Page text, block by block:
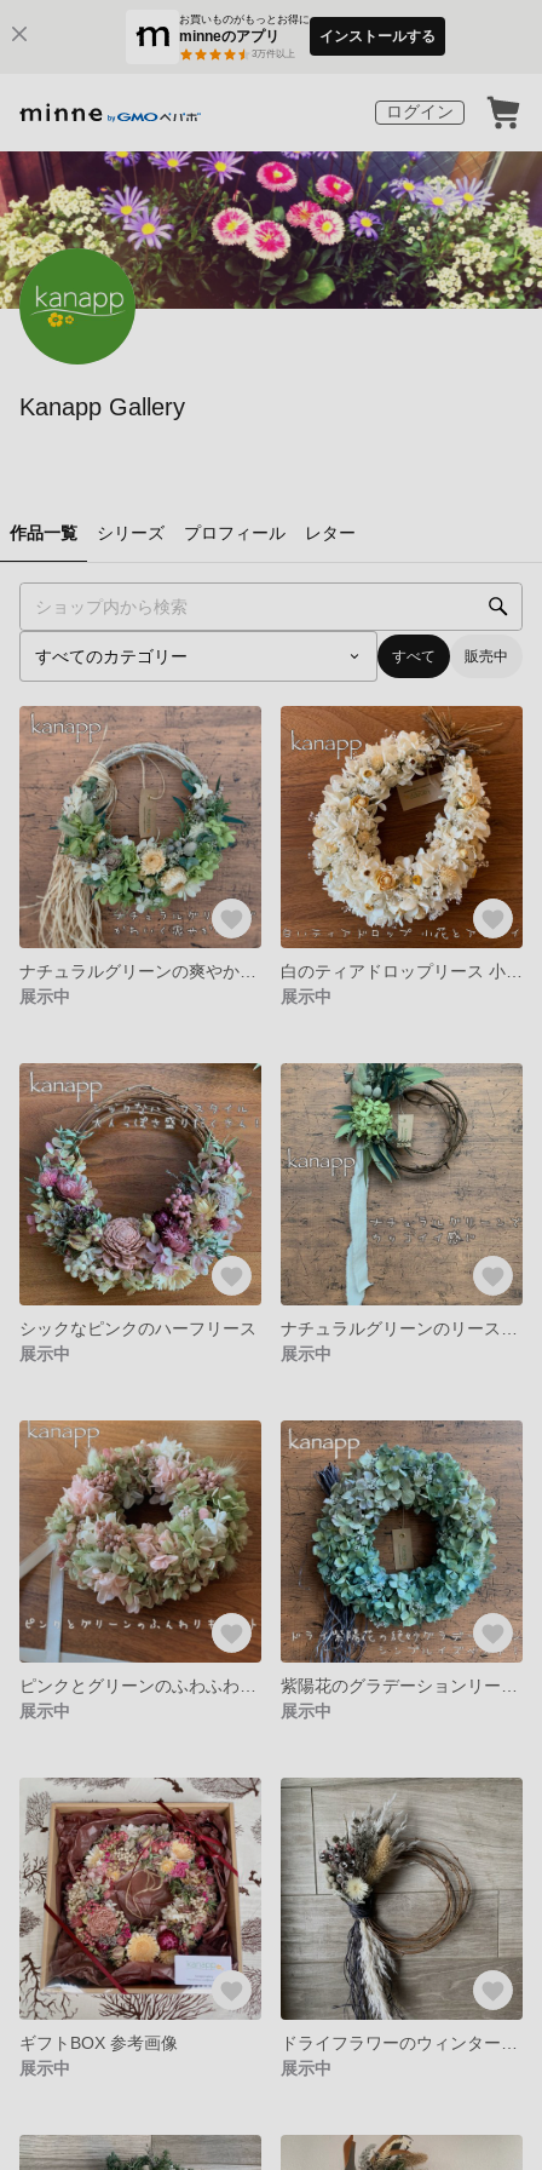
お買いものがもっとお得に
minneのアプリ
3万件以上
インストールする
ログイン
Kanapp Gallery
作品一覧 シリーズ プロフィール レター
すべて 販売中
展示中
展示中
シックなピンクのハーフリース
展示中
展示中
展示中
展示中
ギフトBOX 参考画像
展示中
展示中